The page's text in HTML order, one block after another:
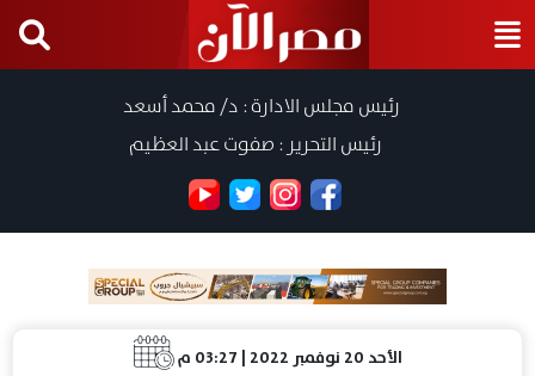
رئيس مجلس الادارة : د/ محمد أسعد
رئيس التحرير : صفوت عبد العظيم
الأحد 20 نوفمبر 2022 | 03:27 م